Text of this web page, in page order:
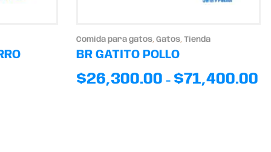
Comida para gatos, Gatos, Tienda
BR GATITO POLLO
$26,300.00 - $71,400.00